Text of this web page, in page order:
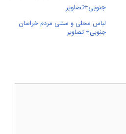
لباس محلی و سنتی مردم خراسان
جنوبی+ تصاویر